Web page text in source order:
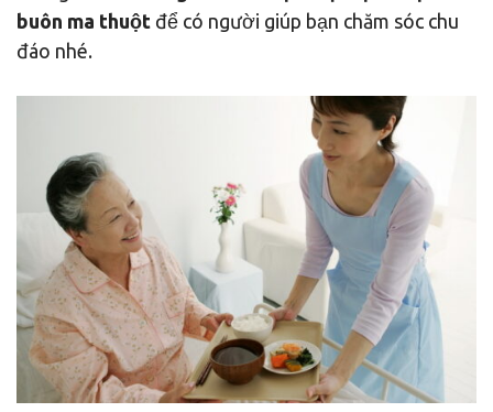
buôn ma thuột để có người giúp bạn chăm sóc chu
đáo nhé.